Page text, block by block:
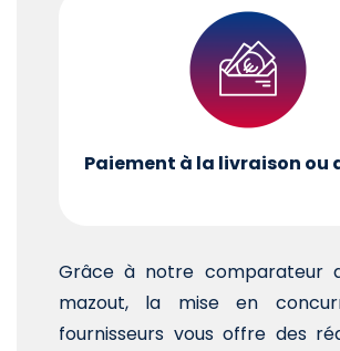
Paiement à la livraison ou
Grâce à notre comparateur
mazout, la mise en
fournisseurs vous offre des